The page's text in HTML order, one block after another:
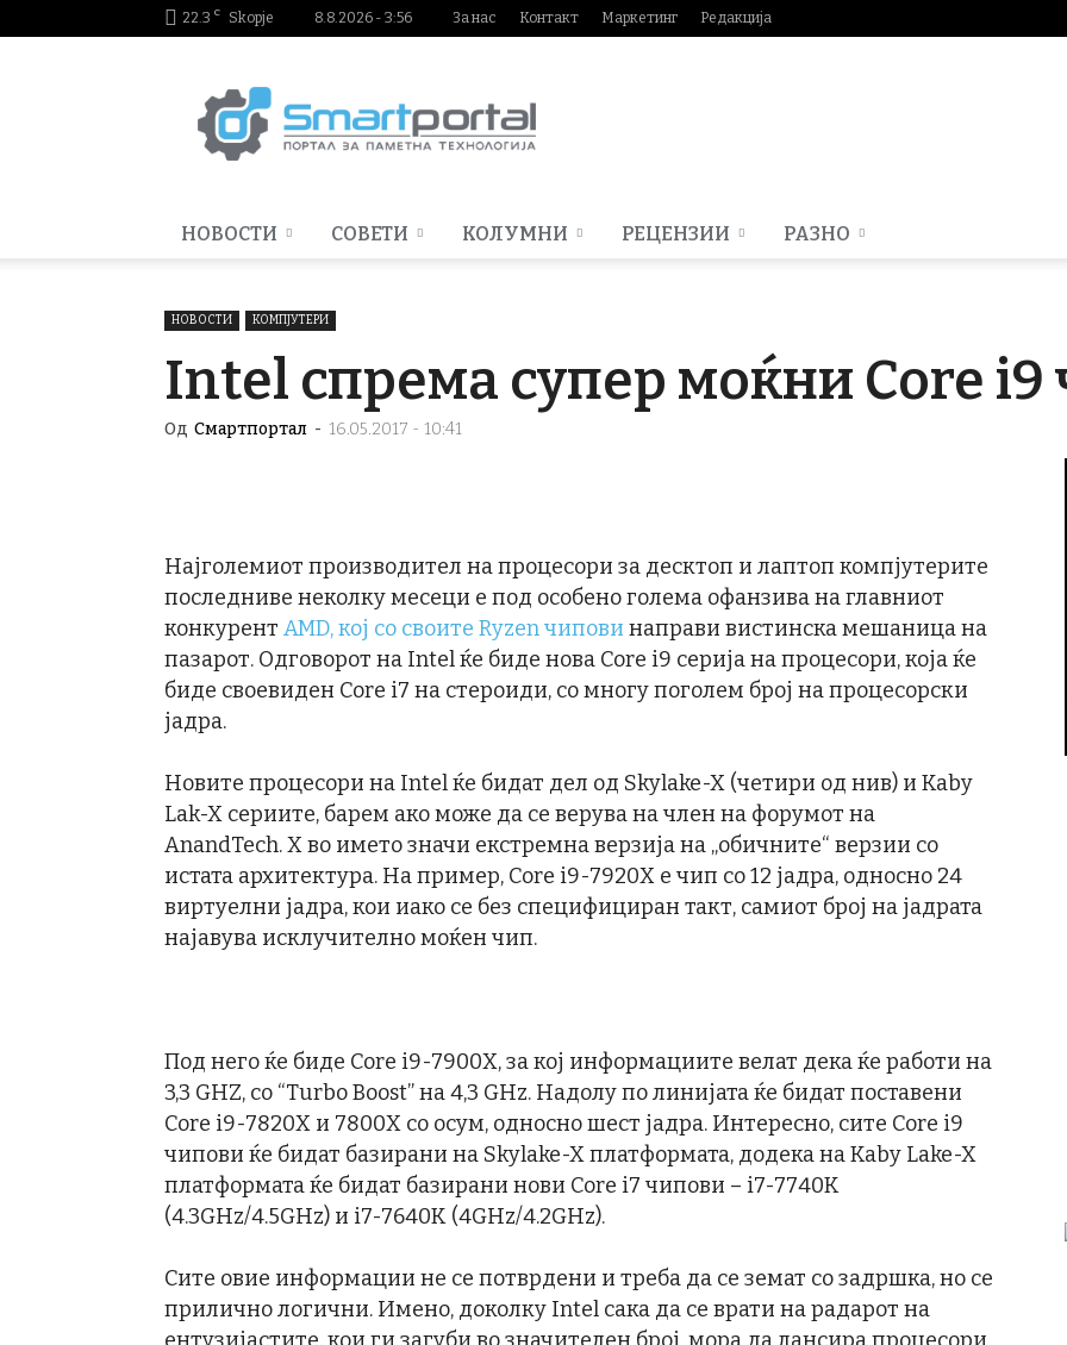
22.3 C Skopje 8.8.2026 - 3:56 За нас Контакт Маркетинг Редакција
НОВОСТИ СОВЕТИ КОЛУМНИ РЕЦЕНЗИИ РАЗНО
НОВОСТИ КОМПЈУТЕРИ
Intel спрема супер моќни Core i9
Од Смартпортал - 16.05.2017 - 10:41
Најголемиот производител на процесори за десктоп и лаптоп компјутерите
последниве неколку месеци е под особено голема офанзива на главниот
конкурент AMD, кој со своите Ryzen чипови направи вистинска мешаница на
пазарот. Одговорот на Intel ќе биде нова Core i9 серија на процесори, која ќе
биде своевиден Core i7 на стероиди, со многу поголем број на процесорски
јадра.
Новите процесори на Intel ќе бидат дел од Skylake-X (четири од нив) и Kaby
Lak-X сериите, барем ако може да се верува на член на форумот на
AnandTech. X во името значи екстремна верзија на „обичните“ верзии со
истата архитектура. На пример, Core i9-7920X е чип со 12 јадра, односно 24
виртуелни јадра, кои иако се без специфициран такт, самиот број на јадрата
најавува исклучително моќен чип.
Под него ќе биде Core i9-7900X, за кој информациите велат дека ќе работи на
3,3 GHZ, со “Turbo Boost” на 4,3 GHz. Надолу по линијата ќе бидат поставени
Core i9-7820X и 7800X со осум, односно шест јадра. Интересно, сите Core i9
чипови ќе бидат базирани на Skylake-X платформата, додека на Kaby Lake-X
платформата ќе бидат базирани нови Core i7 чипови – i7-7740K
(4.3GHz/4.5GHz) и i7-7640K (4GHz/4.2GHz).
Сите овие информации не се потврдени и треба да се земат со задршка, но се
прилично логични. Имено, доколку Intel сака да се врати на радарот на